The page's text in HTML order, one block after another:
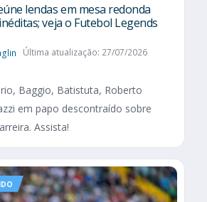
lendas em mesa redonda
veja o Futebol Legends
Última atualização: 27/07/2026
Baggio, Batistuta, Roberto
em papo descontraído sobre
Assista!